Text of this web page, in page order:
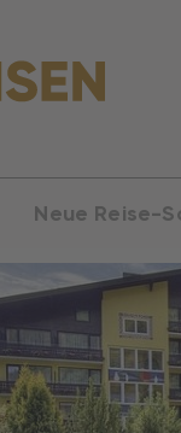
Neue Reise-